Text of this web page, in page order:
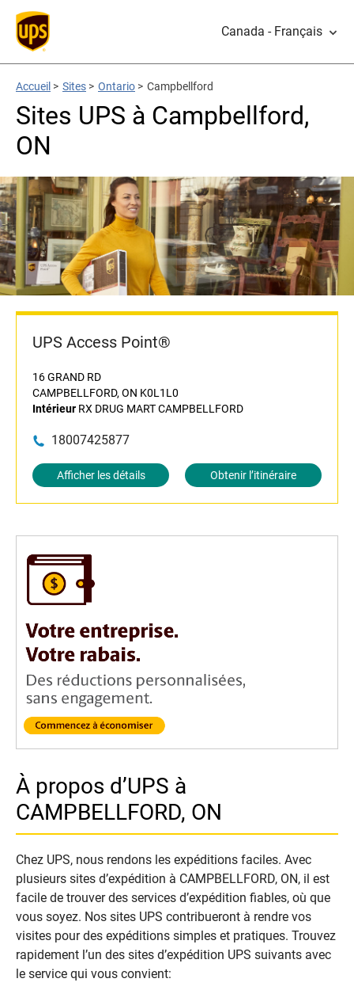
Canada - Français
Accueil > Sites > Ontario > Campbellford
Sites UPS à Campbellford,
ON
UPS Access Point®
16 GRAND RD
CAMPBELLFORD, ON K0L1L0
Intérieur RX DRUG MART CAMPBELLFORD
18007425877
Afficher les détails Obtenir l’itinéraire
À propos d’UPS à
CAMPBELLFORD, ON
Chez UPS, nous rendons les expéditions faciles. Avec
plusieurs sites d’expédition à CAMPBELLFORD, ON, il est
facile de trouver des services d’expédition fiables, où que
vous soyez. Nos sites UPS contribueront à rendre vos
visites pour des expéditions simples et pratiques. Trouvez
rapidement l’un des sites d’expédition UPS suivants avec
le service qui vous convient: